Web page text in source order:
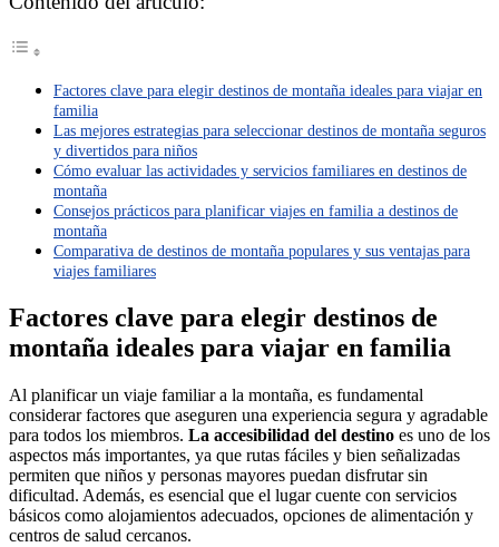
Factores clave para elegir destinos de montaña ideales para viajar en
familia
Las mejores estrategias para seleccionar destinos de montaña seguros
y divertidos para niños
Cómo evaluar las actividades y servicios familiares en destinos de
montaña
Consejos prácticos para planificar viajes en familia a destinos de
montaña
Comparativa de destinos de montaña populares y sus ventajas para
viajes familiares
Factores clave para elegir destinos de
montaña ideales para viajar en familia
Al planificar un viaje familiar a la montaña, es fundamental
considerar factores que aseguren una experiencia segura y agradable
para todos los miembros. La accesibilidad del destino es uno de los
aspectos más importantes, ya que rutas fáciles y bien señalizadas
permiten que niños y personas mayores puedan disfrutar sin
dificultad. Además, es esencial que el lugar cuente con servicios
básicos como alojamientos adecuados, opciones de alimentación y
centros de salud cercanos.